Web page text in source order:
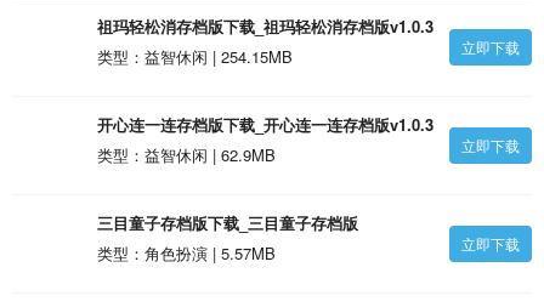
祖玛轻松消存档版下载_祖玛轻松消存档版v1.0.3
安卓版
类型：益智休闲 | 254.15MB 立即下载
开心连一连存档版下载_开心连一连存档版v1.0.3
安卓版
类型：益智休闲 | 62.9MB 立即下载
三目童子存档版下载_三目童子存档版
2020.12.22.11安卓版
类型：角色扮演 | 5.57MB 立即下载